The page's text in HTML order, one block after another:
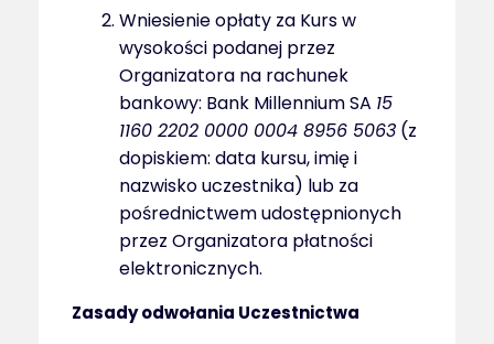
Wniesienie opłaty za Kurs w
wysokości podanej przez
Organizatora na rachunek
bankowy: Bank Millennium SA 15
1160 2202 0000 0004 8956 5063 (z
dopiskiem: data kursu, imię i
nazwisko uczestnika) lub za
pośrednictwem udostępnionych
przez Organizatora płatności
elektronicznych.
Zasady odwołania Uczestnictwa